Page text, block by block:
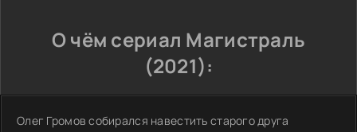
О чём сериал Магистраль
(2021):
Олег Громов собирался навестить старого друга